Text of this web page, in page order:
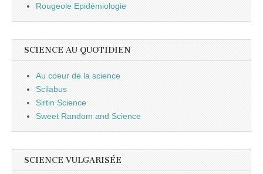
Rougeole Epidémiologie
SCIENCE AU QUOTIDIEN
Au coeur de la science
Scilabus
Sirtin Science
Sweet Random and Science
SCIENCE VULGARISÉE